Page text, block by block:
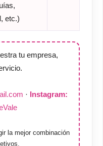
etc.)
tu empresa,
· Instagram:
la mejor combinación